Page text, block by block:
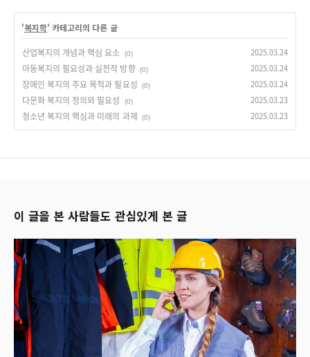
'복지학' 카테고리의 다른 글
산업복지의 개념과 핵심 요소 (0) 2025.03.24
아동복지의 필요성과 실천적 방향 (0) 2025.03.24
장애인 복지의 주요 목적과 필요성 (0) 2025.03.24
다문화 복지의 정의와 필요성 (0) 2025.03.23
청소년 복지의 핵심과 미래의 과제 (0) 2025.03.23
이 글을 본 사람들도 관심있게 본 글